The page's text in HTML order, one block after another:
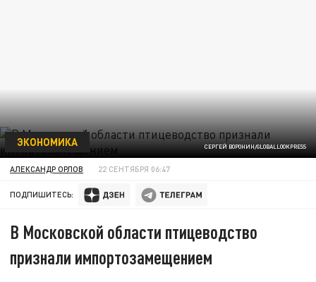
СЕРГЕЙ ВОРОНИН/GLOBALLOOKPRESS
ЭКОНОМИКА
АЛЕКСАНДР ОРЛОВ 22 СЕНТЯБРЯ 06:47
ПОДПИШИТЕСЬ:
В Московской области птицеводство
признали импортозамещением